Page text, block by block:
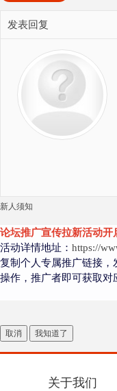
发表回复
新人须知
论坛推广宣传拉新活动开
活动详情地址： https://
复制个人专属推广链接
操作，推广者即可获取对
取消 我知道了
关于我们